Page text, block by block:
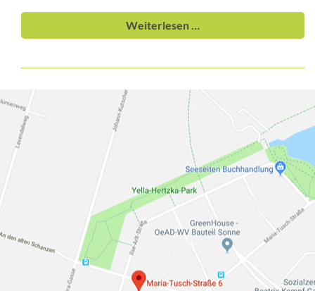
Weiterlesen …